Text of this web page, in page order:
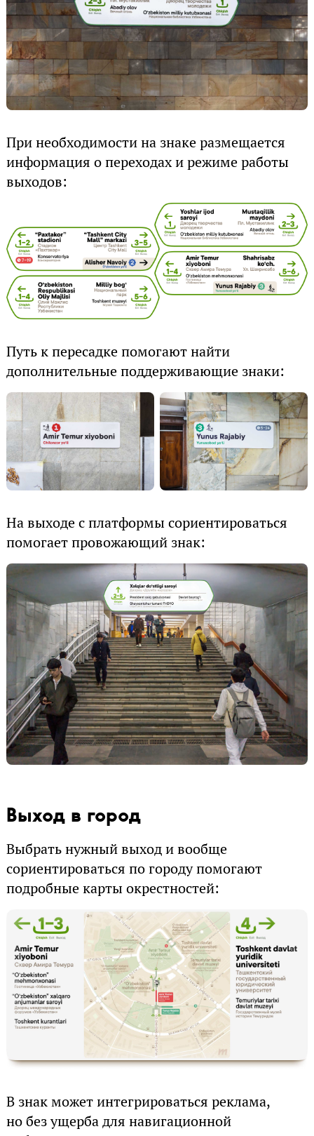
При необходимости на знаке размещается
информация о переходах и режиме работы
выходов:
Путь к пересадке помогают найти
дополнительные поддерживающие знаки:
На выходе с платформы сориентироваться
помогает провожающий знак:
Выход в город
Выбрать нужный выход и вообще
сориентироваться по городу помогают
подробные карты окрестностей:
В знак может интегрироваться реклама,
но без ущерба для навигационной